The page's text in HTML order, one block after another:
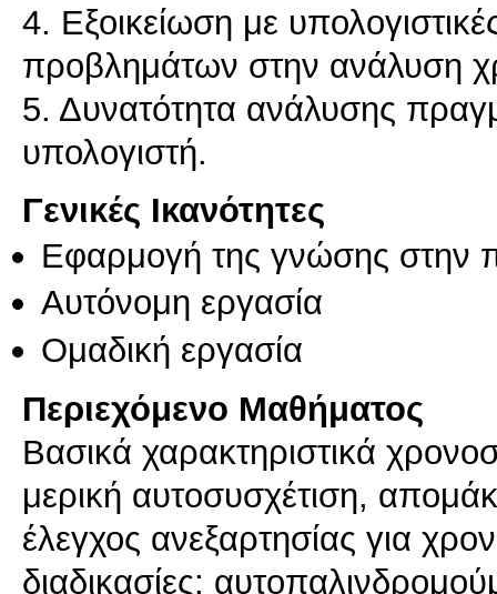
4. Εξοικείωση με
προβλημάτων στην ανάλυση
5. Δυνατότητα ανάλυσης
Γενικές Ικανότητες
Εφαρμογή της γνώσης στην
Αυτόνομη εργασία
Ομαδική εργασία
Περιεχόμενο Μαθήματος
Βασικά χαρακτηριστικά
μερική αυτοσυσχέτιση,
έλεγχος ανεξαρτησίας για
διαδικασίες: